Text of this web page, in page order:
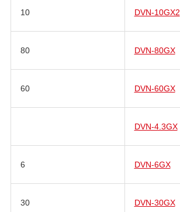
10 DVN-10GX2
80 DVN-80GX
60 DVN-60GX
DVN-4.3GX
6 DVN-6GX
30 DVN-30GX